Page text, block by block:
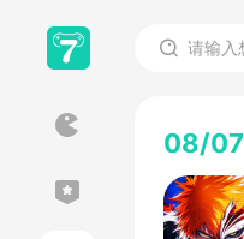
08/07